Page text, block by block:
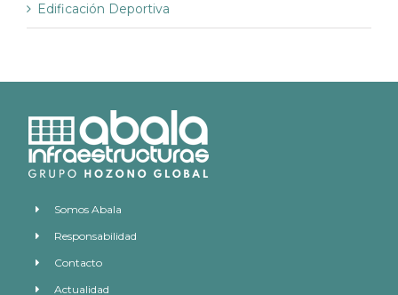
Edificación Deportiva
Somos Abala
Responsabilidad
Contacto
Actualidad